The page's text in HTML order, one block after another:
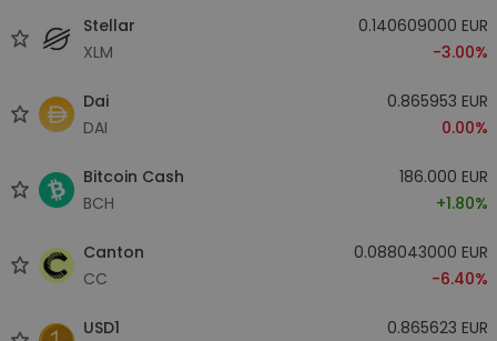
Stellar
XLM
0.140609000 EUR
-3.00%
Dai
DAI
0.865953 EUR
0.00%
Bitcoin Cash
BCH
186.000 EUR
+1.80%
Canton
CC
0.088043000 EUR
-6.40%
USD1
0.865623 EUR